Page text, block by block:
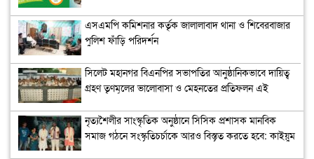
এসএমপি কমিশনার কর্তৃক জালালাবাদ থানা ও শিবেরবাজার
পুলিশ ফাঁড়ি পরিদর্শন
সিলেট মহানগর বিএনপির সভাপতির আনুষ্ঠানিকভাবে দায়িত্ব
গ্রহণ তৃণমূলের ভালোবাসা ও মেহনতের প্রতিফলন এই
নৃত্যশৈলীর সাংস্কৃতিক অনুষ্ঠানে সিসিক প্রশাসক মানবিক
সমাজ গঠনে সংস্কৃতিচর্চাকে আরও বিস্তৃত করতে হবে: কাইয়ুম